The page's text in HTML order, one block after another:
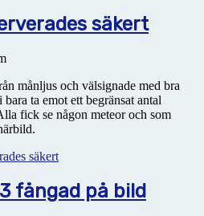
säkert
månljus och välsignade med bra
ta emot ett begränsat antal
fick se någon meteor och som
säkert
fångad på bild